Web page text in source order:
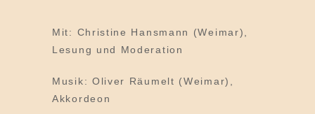
Mit: Christine Hansmann (Weimar),
Lesung und Moderation
Musik: Oliver Räumelt (Weimar),
Akkordeon